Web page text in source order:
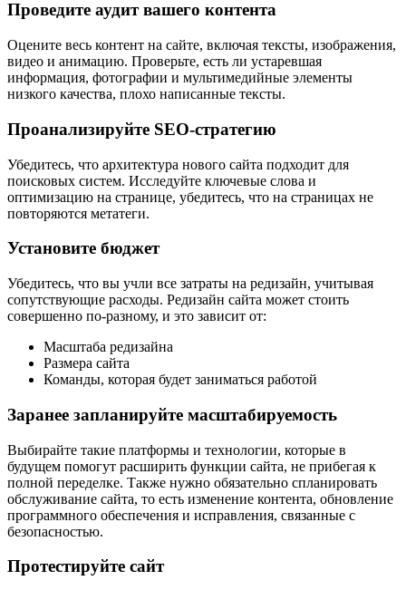
Проведите аудит вашего контента
Оцените весь контент на сайте, включая тексты, изображения,
видео и анимацию. Проверьте, есть ли устаревшая
информация, фотографии и мультимедийные элементы
низкого качества, плохо написанные тексты.
Проанализируйте SEO-стратегию
Убедитесь, что архитектура нового сайта подходит для
поисковых систем. Исследуйте ключевые слова и
оптимизацию на странице, убедитесь, что на страницах не
повторяются метатеги.
Установите бюджет
Убедитесь, что вы учли все затраты на редизайн, учитывая
сопутствующие расходы. Редизайн сайта может стоить
совершенно по-разному, и это зависит от:
Масштаба редизайна
Размера сайта
Команды, которая будет заниматься работой
Заранее запланируйте масштабируемость
Выбирайте такие платформы и технологии, которые в
будущем помогут расширить функции сайта, не прибегая к
полной переделке. Также нужно обязательно спланировать
обслуживание сайта, то есть изменение контента, обновление
программного обеспечения и исправления, связанные с
безопасностью.
Протестируйте сайт